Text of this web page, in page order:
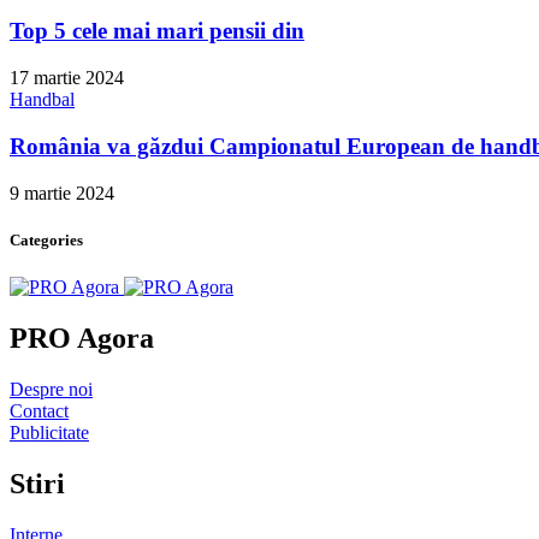
Top 5 cele mai mari pensii din
17 martie 2024
Handbal
România va găzdui Campionatul European de
9 martie 2024
Categories
PRO Agora
Despre noi
Contact
Publicitate
Stiri
Interne